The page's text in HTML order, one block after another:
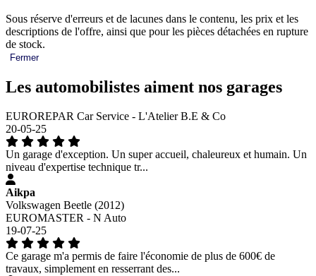
Sous réserve d'erreurs et de lacunes dans le contenu, les prix et les
descriptions de l'offre, ainsi que pour les pièces détachées en rupture
de stock.
Fermer
Les automobilistes aiment nos garages
EUROREPAR Car Service - L'Atelier B.E & Co
20-05-25
Un garage d'exception. Un super accueil, chaleureux et humain. Un
niveau d'expertise technique tr...
Aikpa
Volkswagen Beetle (2012)
EUROMASTER - N Auto
19-07-25
Ce garage m'a permis de faire l'économie de plus de 600€ de
travaux, simplement en resserrant des...